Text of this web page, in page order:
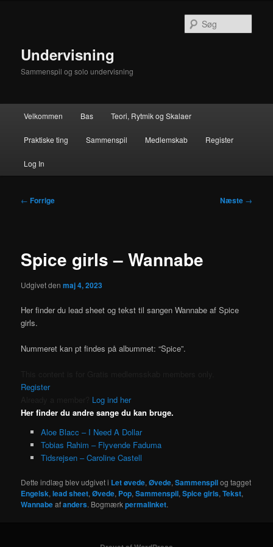
Undervisning
Sammenspil og solo undervisning
Velkommen Bas Teori, Rytmik og Skalaer
Praktiske ting Sammenspil Medlemskab Register
Log In
Indlægsnavigation
← Forrige Næste →
Spice girls – Wannabe
Udgivet denmaj 4, 2023
Her finder du lead sheet og tekst til sangen Wannabe af Spice
girls.
Nummeret kan pt findes på albummet: “Spice”.
Register
Log ind her
Her finder du andre sange du kan bruge.
Aloe Blacc – I Need A Dollar
Tobias Rahim – Flyvende Faduma
Tidsrejsen – Caroline Castell
Dette indlæg blev udgivet i Let øvede,Øvede,Sammenspilog tagget
Engelsk,lead sheet,Øvede, Pop,Sammenspil,Spice girls,Tekst,
Wannabeafanders. Bogmærkpermalinket.